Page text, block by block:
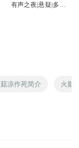
有声之夜|悬疑|多人
菇凉作死简介 火影